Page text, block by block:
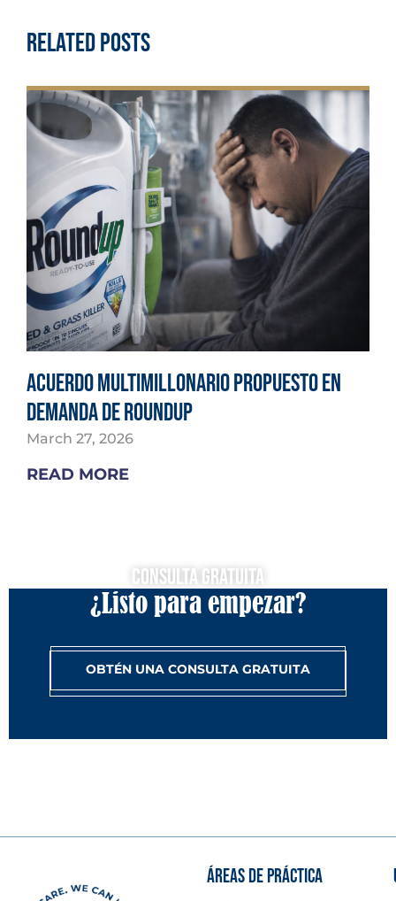
Related Posts
Acuerdo multimillonario propuesto en
demanda de Roundup
March 27, 2026
READ MORE
Consulta Gratuita
¿Listo para empezar?
OBTÉN UNA CONSULTA GRATUITA
ÁREAS DE PRÁCTICA